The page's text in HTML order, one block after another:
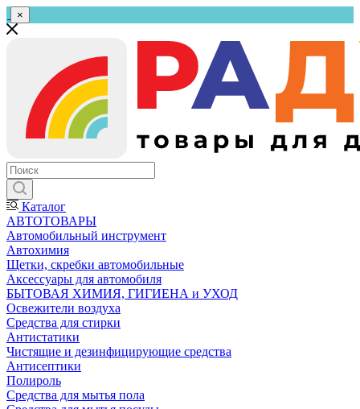
×
Каталог
АВТОТОВАРЫ
Автомобильный инструмент
Автохимия
Щетки, скребки автомобильные
Аксессуары для автомобиля
БЫТОВАЯ ХИМИЯ, ГИГИЕНА и УХОД
Освежители воздуха
Средства для стирки
Антистатики
Чистящие и дезинфицирующие средства
Антисептики
Полироль
Средства для мытья пола